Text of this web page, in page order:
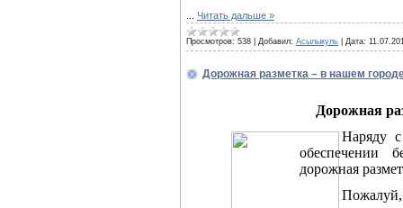
Читать дальше »
Просмотров: 538 Добавил: Асылыкуль Дата:
Дорожная разметка – в нашем
Дорожная
Наряду
обеспечении
дорожная